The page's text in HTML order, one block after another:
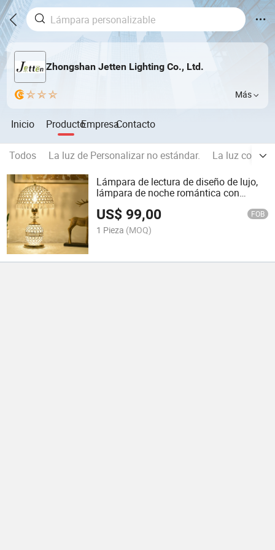
Zhongshan Jetten Lighting Co., Ltd.
Más
Inicio ProductoEmpresaContacto
Todos La luz de Personalizar no estándar.
La luz
Lámpara de lectura de diseño de lujo,
lámpara de noche romántica con
cristal en forma de paraguas para
dormitorio y sala de estudio
US$ 99,00 FOB
1 Pieza (MOQ)